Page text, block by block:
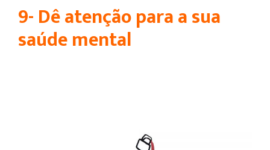
9- Dê atenção para a sua
saúde mental